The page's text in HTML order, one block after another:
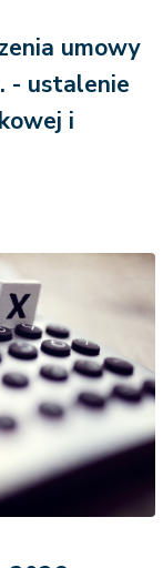
umowy
- ustalenie
i